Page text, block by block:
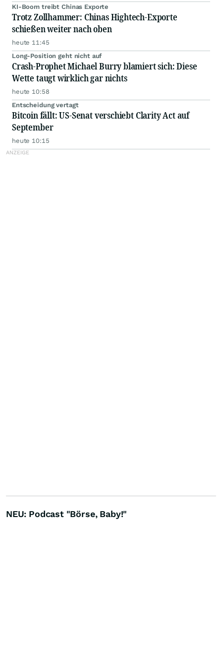
KI-Boom treibt Chinas Exporte
Trotz Zollhammer: Chinas Hightech-Exporte
schießen weiter nach oben
heute 11:45
Long-Position geht nicht auf
Crash-Prophet Michael Burry blamiert sich: Diese
Wette taugt wirklich gar nichts
heute 10:58
Entscheidung vertagt
Bitcoin fällt: US-Senat verschiebt Clarity Act auf
September
heute 10:15
NEU: Podcast "Börse, Baby!"